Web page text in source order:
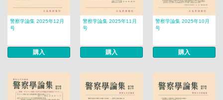
警察学論集 2025年12月
号
購入
警察学論集 2025年11月
号
購入
警察学論集 2025年10月
号
購入